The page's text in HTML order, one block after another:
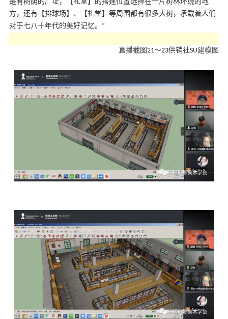
是有树荫的厂址，【礼堂】的搭建位置选择在一片树林环绕的地
方，还有【排球场】、【礼堂】等周围都有很多大树，承载着人们
对于七八十年代的美好记忆。”
直播截图21～23供销社SU建模图